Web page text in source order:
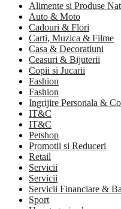
Alimente si Produse
Auto & Moto
Cadouri & Flori
Carti, Muzica & Filme
Casa & Decoratiuni
Ceasuri & Bijuterii
Copii si Jucarii
Fashion
Fashion
Ingrijire Personala &
IT&C
IT&C
Petshop
Promotii si Reduceri
Retail
Servicii
Servicii
Servicii Financiare &
Sport